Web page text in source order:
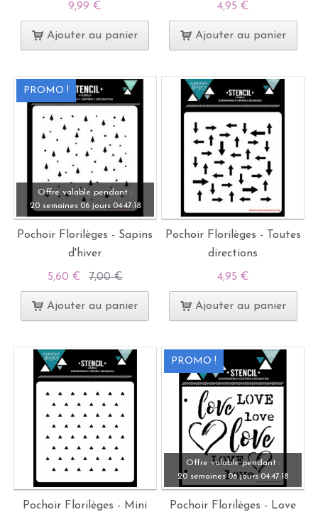
9,99 €
Ajouter au panier
4,95 €
Ajouter au panier
PROMO !
Offre valable pendant :
20 semaines 06 jours 04:47:17
Pochoir Florilèges - Sapins
d'hiver
5,60 € 7,00 €
Ajouter au panier
Pochoir Florilèges - Toutes
directions
4,95 €
Ajouter au panier
Pochoir Florilèges - Mini
PROMO !
Offre valable pendant :
20 semaines 06 jours 04:47:17
Pochoir Florilèges - Love